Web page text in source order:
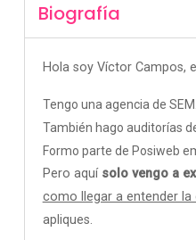
Biografía
Hola soy Víctor Campos,
Tengo una agencia de
También hago auditorías
Formo parte de Posiweb
Pero aquí solo vengo a
como llegar a entender
apliques.